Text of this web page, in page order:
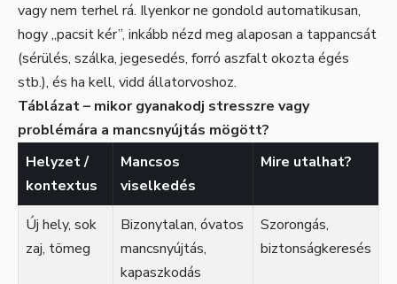
vagy nem terhel rá. Ilyenkor ne gondold automatikusan,
hogy „pacsit kér”, inkább nézd meg alaposan a tappancsát
(sérülés, szálka, jegesedés, forró aszfalt okozta égés
stb.), és ha kell, vidd állatorvoshoz.
Táblázat – mikor gyanakodj stresszre vagy
problémára a mancsnyújtás mögött?
Helyzet /
kontextus
Mancsos
viselkedés
Mire utalhat?
Új hely, sok
zaj, tömeg
Bizonytalan, óvatos
mancsnyújtás,
kapaszkodás
Szorongás,
biztonságkeresés